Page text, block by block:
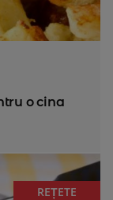
o cina
REȚETE